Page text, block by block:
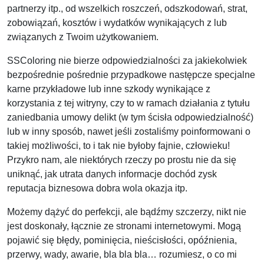
partnerzy itp., od wszelkich roszczeń, odszkodowań, strat,
zobowiązań, kosztów i wydatków wynikających z lub
związanych z Twoim użytkowaniem.
SSColoring nie bierze odpowiedzialności za jakiekolwiek
bezpośrednie pośrednie przypadkowe następcze specjalne
karne przykładowe lub inne szkody wynikające z
korzystania z tej witryny, czy to w ramach działania z tytułu
zaniedbania umowy delikt (w tym ścisła odpowiedzialność)
lub w inny sposób, nawet jeśli zostaliśmy poinformowani o
takiej możliwości, to i tak nie byłoby fajnie, człowieku!
Przykro nam, ale niektórych rzeczy po prostu nie da się
uniknąć, jak utrata danych informacje dochód zysk
reputacja biznesowa dobra wola okazja itp.
Możemy dążyć do perfekcji, ale bądźmy szczerzy, nikt nie
jest doskonały, łącznie ze stronami internetowymi. Mogą
pojawić się błędy, pominięcia, nieścisłości, opóźnienia,
przerwy, wady, awarie, bla bla bla… rozumiesz, o co mi